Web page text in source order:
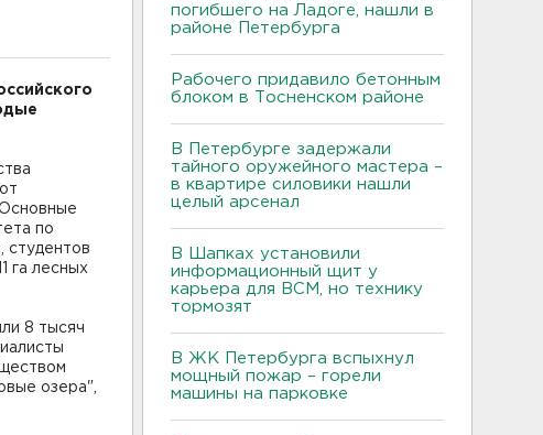
по
студентов
га лесных
8 тысяч
озера",
погибшего на Ладоге, нашли в
районе Петербурга
Рабочего придавило бетонным
блоком в Тосненском районе
В Петербурге задержали
тайного оружейного мастера –
в квартире силовики нашли
целый арсенал
В Шапках установили
информационный щит у
карьера для ВСМ, но технику
тормозят
В ЖК Петербурга вспыхнул
мощный пожар – горели
машины на парковке